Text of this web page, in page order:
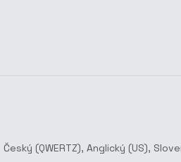
Český (QWERTZ), Anglický (US),